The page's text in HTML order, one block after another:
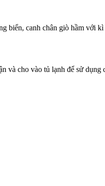
biển, canh chân giò hầm với
và cho vào tủ lạnh để sử dụng